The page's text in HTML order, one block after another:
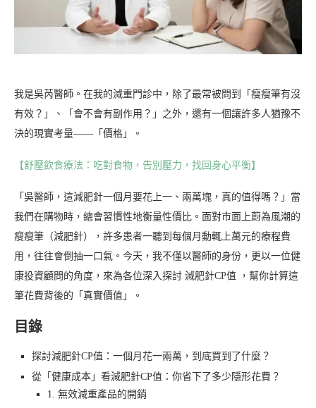
我是吳芮醫師。在我的減重門診中，除了最常被問到「瘦瘦筆有沒
有效？」、「會不會有副作用？」之外，還有一個讓許多人猶豫不
決的現實考量——「價格」。
【舒壓飲食療法：吃對食物，告別壓力，找回身心平衡】
「吳醫師，這減肥針一個月要花上一、兩萬塊，真的值得嗎？」當
我們在購物時，總會習慣性地衡量性價比。面對市面上蔚為風潮的
瘦瘦筆（減肥針），許多患者一聽到每個月動輒上萬元的療程費
用，往往會倒抽一口氣。今天，我不僅以醫師的身份，更以一位健
康投資顧問的角度，來為各位深入探討 減肥針CP值 ，幫你計算這
筆花費背後的「真實價值」。
目錄
探討減肥針CP值：一個月花一兩萬，到底買到了什麼？
從「健康成本」看減肥針CP值：你省下了多少隱形花費？
1. 無效減重產品的開銷